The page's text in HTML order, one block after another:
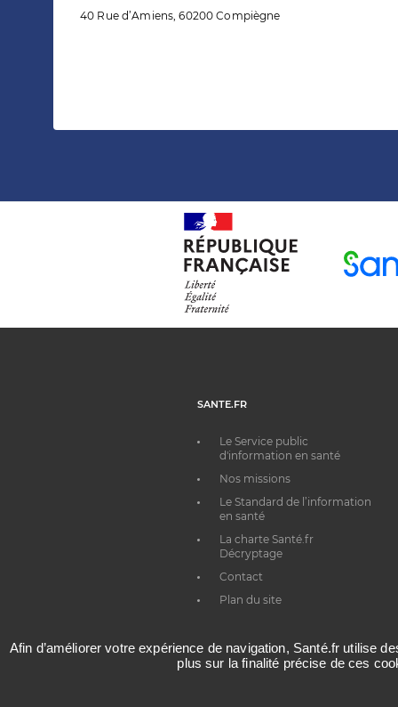
40 Rue d’Amiens, 60200 Compiègne
SANTE.FR
Le Service public
d'information en santé
Nos missions
Le Standard de l’information
en santé
La charte Santé.fr
Décryptage
Contact
Plan du site
Afin d’améliorer votre expérience de navigation, Santé.fr utilise
plus sur la finalité précise de ces